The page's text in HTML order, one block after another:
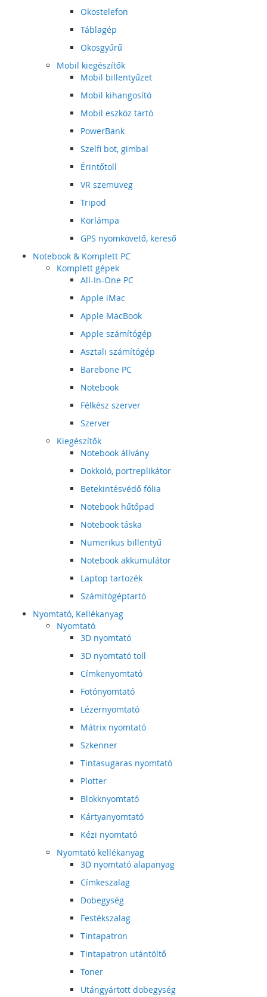
Okostelefon
Táblagép
Okosgyűrű
Mobil kiegészítők
Mobil billentyűzet
Mobil kihangosító
Mobil eszköz tartó
PowerBank
Szelfi bot, gimbal
Érintőtoll
VR szemüveg
Tripod
Körlámpa
GPS nyomkövető, kereső
Notebook & Komplett PC
Komplett gépek
All-In-One PC
Apple iMac
Apple MacBook
Apple számítógép
Asztali számítógép
Barebone PC
Notebook
Félkész szerver
Szerver
Kiegészítők
Notebook állvány
Dokkoló, portreplikátor
Betekintésvédő fólia
Notebook hűtőpad
Notebook táska
Numerikus billentyű
Notebook akkumulátor
Laptop tartozék
Számitógéptartó
Nyomtató, Kellékanyag
Nyomtató
3D nyomtató
3D nyomtató toll
Címkenyomtató
Fotónyomtató
Lézernyomtató
Mátrix nyomtató
Szkenner
Tintasugaras nyomtató
Plotter
Blokknyomtató
Kártyanyomtató
Kézi nyomtató
Nyomtató kellékanyag
3D nyomtató alapanyag
Címkeszalag
Dobegység
Festékszalag
Tintapatron
Tintapatron utántöltő
Toner
Utángyártott dobegység